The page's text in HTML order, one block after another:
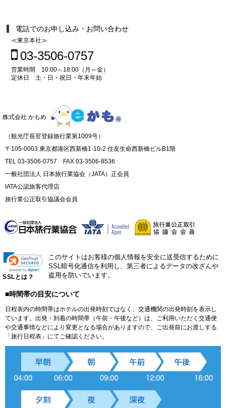
電話でのお申し込み・お問い合わせ
≪東京本社≫
03-3506-0757
営業時間 10:00～18:00（月～金）
定休日 土・日・祝日・年末年始
株式会社 かもめ
（観光庁長官登録旅行業第1009号）
〒105-0003 東京都港区西新橋1-10-2 住友生命西新橋ビルB1階
TEL 03-3506-0757 FAX 03-3506-8536
一般社団法人 日本旅行業協会（JATA）正会員
IATA公認旅客代理店
旅行業公正取引協議会会員
SSLとは？
このサイトはお客様の個人情報を安全に送受信するために
SSL暗号化通信を利用し、第三者によるデータの改ざんや
盗用を防いでいます。
■時間帯の目安について
日程表内の時間帯はホテルの出発時刻ではなく、交通機関の出発時刻を表示し
ています。出発・到着の時間帯（午前・午後など）は、ご利用いただく交通便
や交通事情などにより変更となる場合がありますので、ご出発前にお渡しする
「旅行日程表」にてご確認ください。